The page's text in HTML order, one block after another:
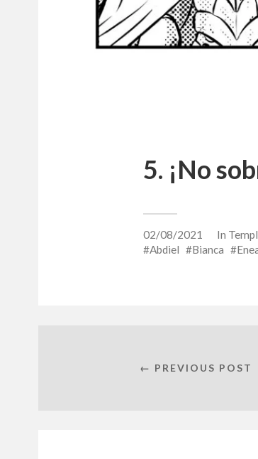
5. ¡No
02/08/2021 In
Abdiel
Bianca
← PREVIOUS POST